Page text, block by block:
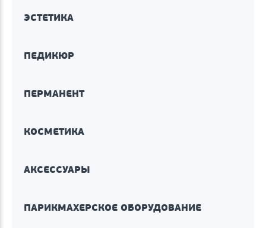
ЭСТЕТИКА
ПЕДИКЮР
ПЕРМАНЕНТ
КОСМЕТИКА
АКСЕССУАРЫ
ПАРИКМАХЕРСКОЕ ОБОРУДОВАНИЕ